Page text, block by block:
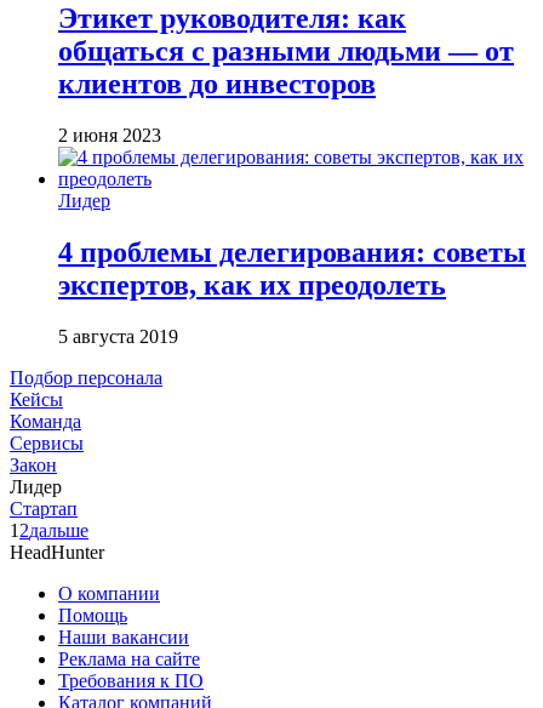
Этикет руководителя: как
общаться с разными людьми — от
клиентов до инвесторов
2 июня 2023
Лидер
4 проблемы делегирования: советы
экспертов, как их преодолеть
5 августа 2019
Подбор персонала
Кейсы
Команда
Сервисы
Закон
Лидер
Стартап
1 2дальше
HeadHunter
О компании
Помощь
Наши вакансии
Реклама на сайте
Требования к ПО
Каталог компаний